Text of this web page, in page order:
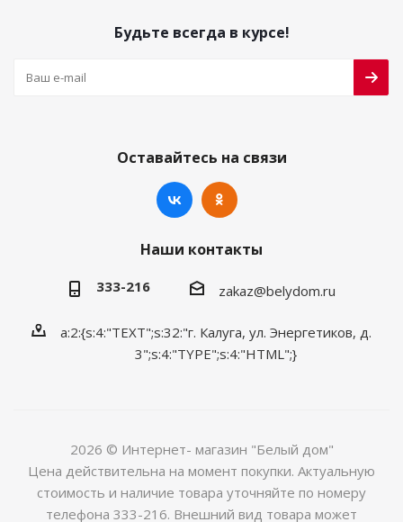
Будьте всегда в курсе!
Оставайтесь на связи
Наши контакты
333-216 zakaz@belydom.ru
a:2:{s:4:"TEXT";s:32:"г. Калуга, ул. Энергетиков, д.
3";s:4:"TYPE";s:4:"HTML";}
2026 © Интернет- магазин "Белый дом"
Цена действительна на момент покупки. Актуальную
стоимость и наличие товара уточняйте по номеру
телефона 333-216. Внешний вид товара может